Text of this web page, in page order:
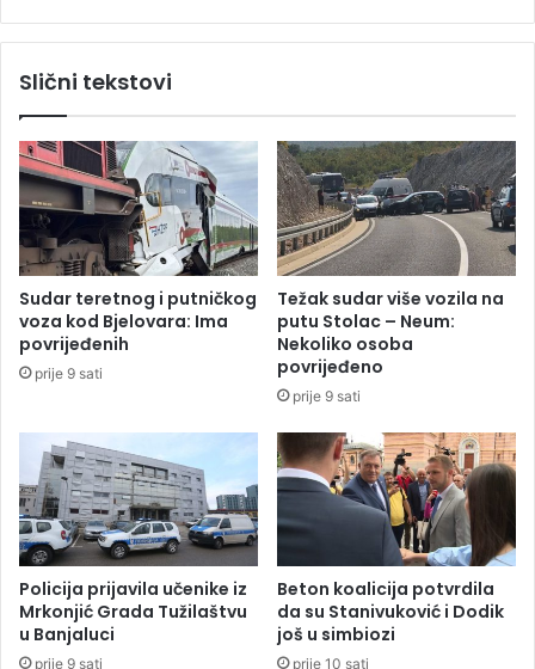
l
a
d
i
j
e
l
e
p
u
š
e
a
c
i
j
u
g
s
a
i
z
e
n
o
g
o
d
n
a
j
Slični tekstovi
Sudar teretnog i putničkog
voza kod Bjelovara: Ima
povrijeđenih
prije 9 sati
Težak sudar više vozila na
putu Stolac – Neum:
Nekoliko osoba
povrijeđeno
prije 9 sati
Policija prijavila učenike iz
Mrkonjić Grada Tužilaštvu
u Banjaluci
prije 9 sati
Beton koalicija potvrdila
da su Stanivuković i Dodik
još u simbiozi
prije 10 sati